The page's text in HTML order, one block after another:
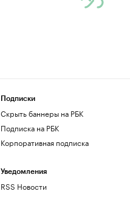
Подписки
Скрыть баннеры на РБК
Подписка на РБК
Корпоративная подписка
Уведомления
RSS Новости